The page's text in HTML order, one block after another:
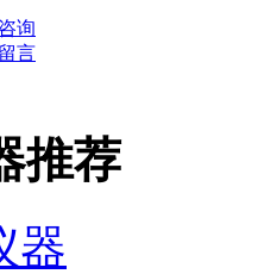
推荐
器